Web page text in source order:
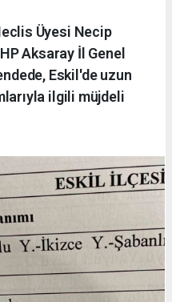
Üyesi Necip
Aksaray İl Genel
Eskil'de uzun
ilgili müjdeli